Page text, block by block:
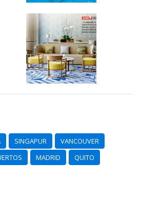
SINGAPUR
VANCOUVER
MADRID
QUITO